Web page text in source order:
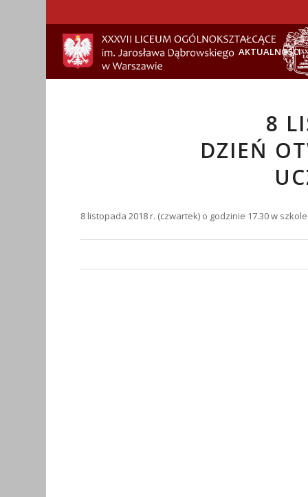
AKTUALNOŚCI
8
DZIEŃ
8 listopada 2018 r. (czwartek) o godzinie 17.30 w